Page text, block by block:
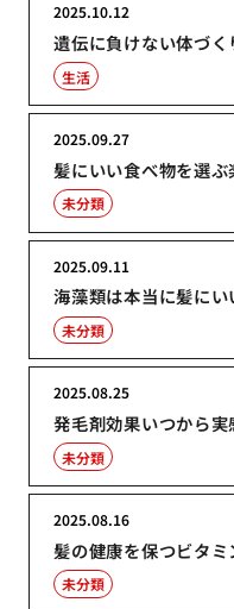
遺伝に負けない体づ
2025.10.12
生活
髪にいい食べ物を選ぶ
2025.09.27
未分類
海藻類は本当に髪にい
2025.09.11
未分類
発毛剤効果いつから実
2025.08.25
未分類
髪の健康を保つビタミ
2025.08.16
未分類